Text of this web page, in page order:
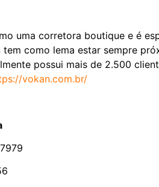
uma corretora boutique e é
como lema estar sempre
possui mais de 2.500
vokan.com.br/